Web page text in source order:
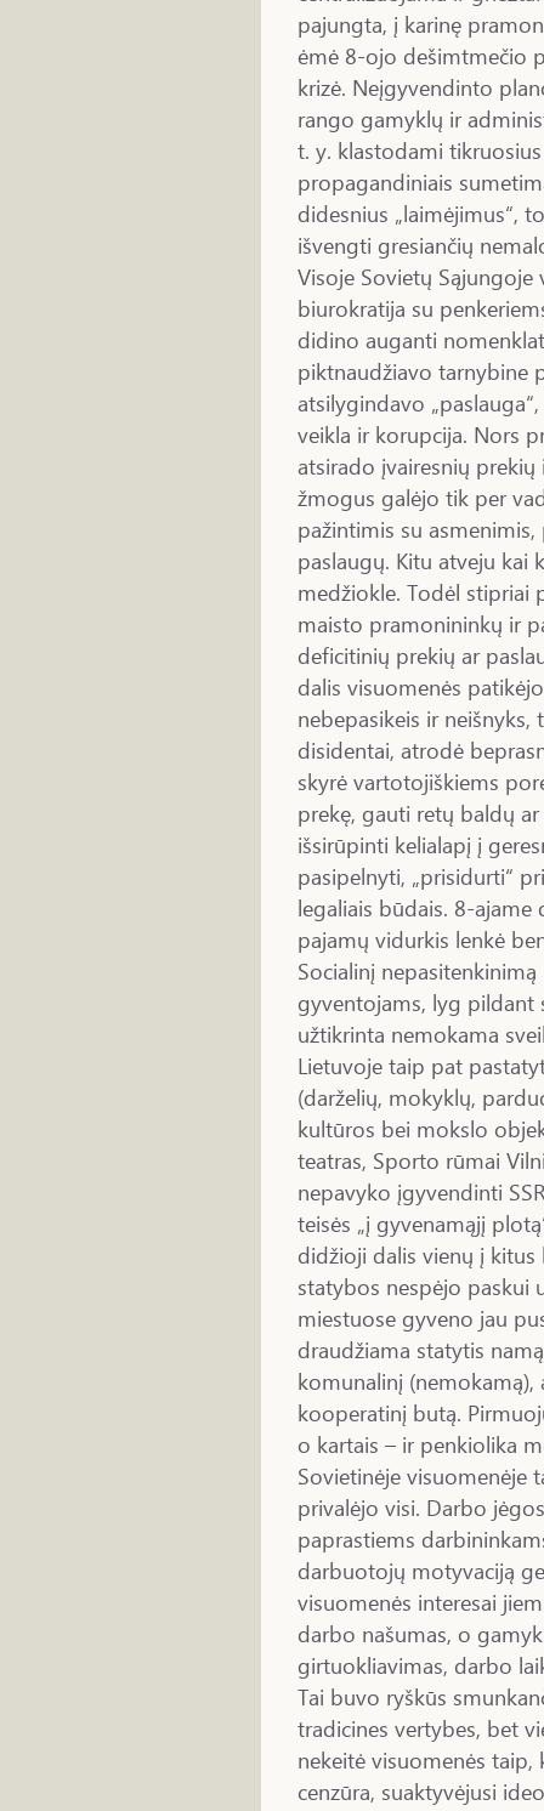
pajungta, į karinę
ėmė 8-ojo dešimtmečio
krizė. Neįgyvendinto
rango gamyklų ir
t. y. klastodami
propagandiniais
didesnius „laimėjimus“,
išvengti gresiančių
Visoje Sovietų
biurokratija su
didino auganti
piktnaudžiavo tarnybine
atsilygindavo
veikla ir korupcija. Nors
atsirado įvairesnių
žmogus galėjo tik per
pažintimis su
paslaugų. Kitu atveju kai
medžiokle. Todėl stipriai
maisto pramonininkų ir
deficitinių prekių ar
dalis visuomenės
nebepasikeis ir
disidentai, atrodė
skyrė vartotojiškiems
prekę, gauti retų baldų
išsirūpinti kelialapį į
pasipelnyti, „prisidurti“
legaliais būdais. 8-
pajamų vidurkis lenkė
Socialinį
gyventojams, lyg pildant
užtikrinta nemokama
Lietuvoje taip pat
(darželių, mokyklų,
kultūros bei mokslo
teatras, Sporto rūmai
nepavyko įgyvendinti
teisės „į gyvenamąjį
didžioji dalis vienų į
statybos nespėjo paskui
miestuose gyveno jau
draudžiama statytis
komunalinį
kooperatinį butą.
o kartais – ir penkiolika
Sovietinėje
privalėjo visi. Darbo
paprastiems
darbuotojų motyvaciją
visuomenės interesai
darbo našumas, o
girtuokliavimas, darbo
Tai buvo ryškūs
tradicines vertybes, bet
nekeitė visuomenės
cenzūra, suaktyvėjusi